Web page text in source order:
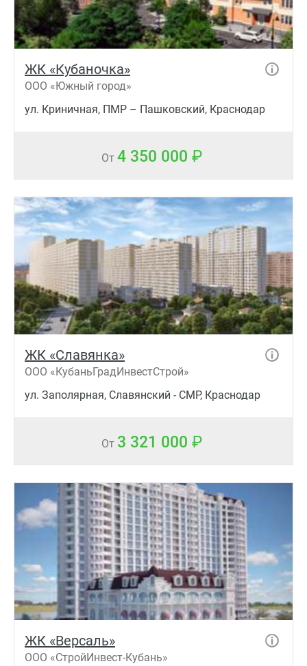
ЖК «Кубаночка»
ООО «Южный город»
ул. Криничная, ПМР – Пашковский, Краснодар
От 4 350 000
ЖК «Славянка»
ООО «КубаньГрадИнвестСтрой»
ул. Заполярная, Славянский - СМР, Краснодар
От 3 321 000
ЖК «Версаль»
ООО «СтройИнвест-Кубань»